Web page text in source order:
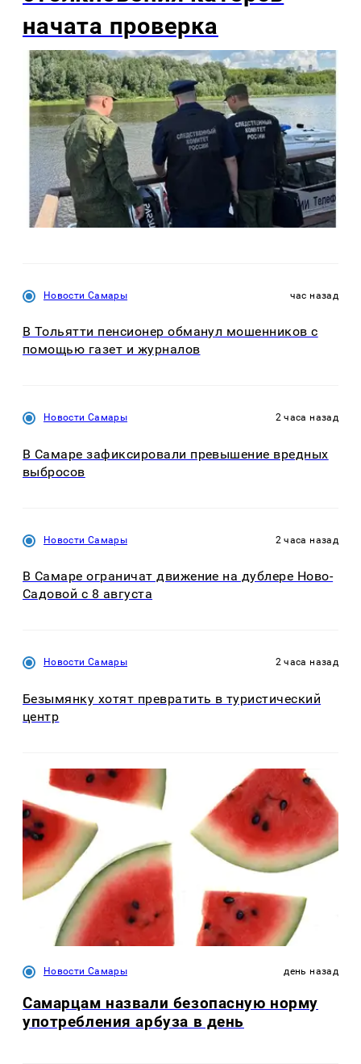
начата проверка
Новости Самары час назад
В Тольятти пенсионер обманул мошенников с
помощью газет и журналов
Новости Самары 2 часа назад
В Самаре зафиксировали превышение вредных
выбросов
Новости Самары 2 часа назад
В Самаре ограничат движение на дублере Ново-
Садовой с 8 августа
Новости Самары 2 часа назад
Безымянку хотят превратить в туристический
центр
Новости Самары день назад
Самарцам назвали безопасную норму
употребления арбуза в день